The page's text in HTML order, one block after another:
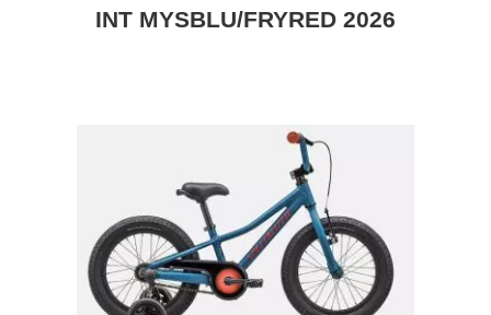
INT MYSBLU/FRYRED 2026